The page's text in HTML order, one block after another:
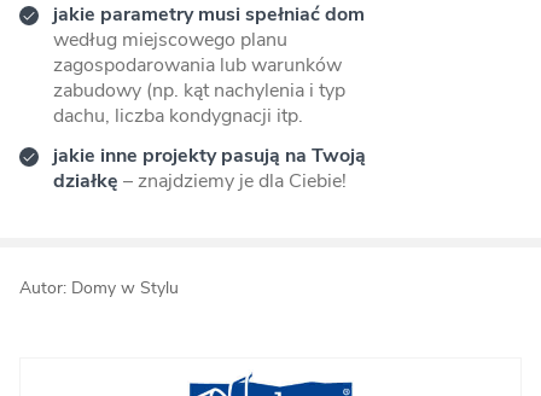
jakie parametry musi spełniać dom
według miejscowego planu
zagospodarowania lub warunków
zabudowy (np. kąt nachylenia i typ
dachu, liczba kondygnacji itp.
jakie inne projekty pasują na Twoją
działkę – znajdziemy je dla Ciebie!
Autor: Domy w Stylu